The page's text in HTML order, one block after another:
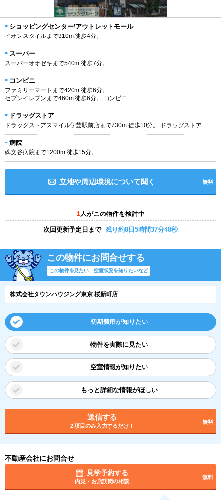
ショッピングセンター/アウトレットモール
イオンスタイルまで310m:徒歩4分。
スーパー
スーパーオオゼキまで540m:徒歩7分。
コンビニ
ファミリーマートまで420m:徒歩6分。
セブンイレブンまで460m:徒歩6分。 コンビニ
ドラッグストア
ドラッグストアスマイル学芸駅前店まで730m:徒歩10分。 ドラッグストア
病院
碑文谷病院まで1200m:徒歩15分。
立地や周辺環境について聞く 無料
1人がこの物件を検討中
次回更新予定日まで 残り約8日5時間37分47秒
この物件にお問合せする
この物件を見たい、空室状況を知りたいなど
株式会社タウンハウジング東京 桜新町店
初期費用が知りたい
物件を実際に見たい
空室情報が知りたい
もっと詳細な情報がほしい
送信する
2 項目のみ入力するだけ！
無料
不動産会社にお問合せ
見学予約する
内見・お店訪問の相談
無料